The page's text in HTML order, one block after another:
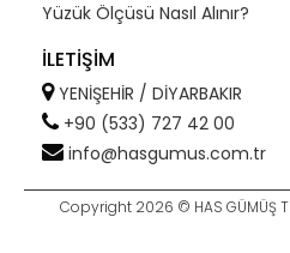
Yüzük Ölçüsü Nasıl Alınır?
İLETİŞİM
YENİŞEHİR / DİYARBAKIR
+90 (533) 727 42 00
info@hasgumus.com.tr
Copyright 2026 © HAS GÜMÜŞ